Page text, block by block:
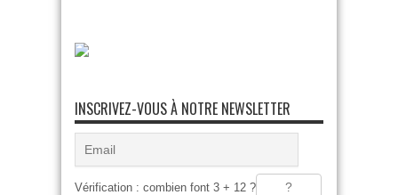
INSCRIVEZ-VOUS À NOTRE NEWSLETTER
Vérification : combien font 3 + 12 ?